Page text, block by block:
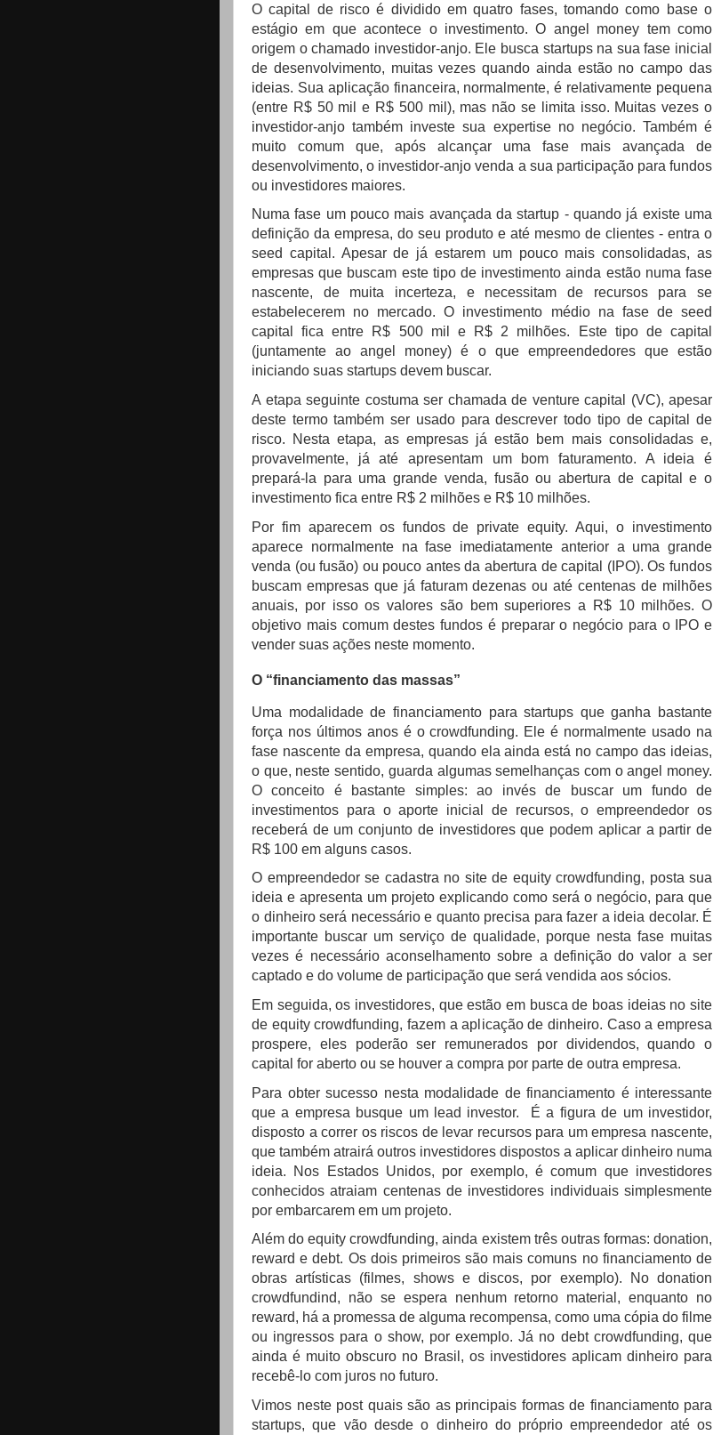
O capital de risco é dividido em quatro fases, tomando como base o
estágio em que acontece o investimento. O angel money tem como
origem o chamado investidor-anjo. Ele busca startups na sua fase inicial
de desenvolvimento, muitas vezes quando ainda estão no campo das
ideias. Sua aplicação financeira, normalmente, é relativamente pequena
(entre R$ 50 mil e R$ 500 mil), mas não se limita isso. Muitas vezes o
investidor-anjo também investe sua expertise no negócio. Também é
muito comum que, após alcançar uma fase mais avançada de
desenvolvimento, o investidor-anjo venda a sua participação para fundos
ou investidores maiores.
Numa fase um pouco mais avançada da startup - quando já existe uma
definição da empresa, do seu produto e até mesmo de clientes - entra o
seed capital. Apesar de já estarem um pouco mais consolidadas, as
empresas que buscam este tipo de investimento ainda estão numa fase
nascente, de muita incerteza, e necessitam de recursos para se
estabelecerem no mercado. O investimento médio na fase de seed
capital fica entre R$ 500 mil e R$ 2 milhões. Este tipo de capital
(juntamente ao angel money) é o que empreendedores que estão
iniciando suas startups devem buscar.
A etapa seguinte costuma ser chamada de venture capital (VC), apesar
deste termo também ser usado para descrever todo tipo de capital de
risco. Nesta etapa, as empresas já estão bem mais consolidadas e,
provavelmente, já até apresentam um bom faturamento. A ideia é
prepará-la para uma grande venda, fusão ou abertura de capital e o
investimento fica entre R$ 2 milhões e R$ 10 milhões.
Por fim aparecem os fundos de private equity. Aqui, o investimento
aparece normalmente na fase imediatamente anterior a uma grande
venda (ou fusão) ou pouco antes da abertura de capital (IPO). Os fundos
buscam empresas que já faturam dezenas ou até centenas de milhões
anuais, por isso os valores são bem superiores a R$ 10 milhões. O
objetivo mais comum destes fundos é preparar o negócio para o IPO e
vender suas ações neste momento.
O “financiamento das massas”
Uma modalidade de financiamento para startups que ganha bastante
força nos últimos anos é o crowdfunding. Ele é normalmente usado na
fase nascente da empresa, quando ela ainda está no campo das ideias,
o que, neste sentido, guarda algumas semelhanças com o angel money.
O conceito é bastante simples: ao invés de buscar um fundo de
investimentos para o aporte inicial de recursos, o empreendedor os
receberá de um conjunto de investidores que podem aplicar a partir de
R$ 100 em alguns casos.
O empreendedor se cadastra no site de equity crowdfunding, posta sua
ideia e apresenta um projeto explicando como será o negócio, para que
o dinheiro será necessário e quanto precisa para fazer a ideia decolar. É
importante buscar um serviço de qualidade, porque nesta fase muitas
vezes é necessário aconselhamento sobre a definição do valor a ser
captado e do volume de participação que será vendida aos sócios.
Em seguida, os investidores, que estão em busca de boas ideias no site
de equity crowdfunding, fazem a aplicação de dinheiro. Caso a empresa
prospere, eles poderão ser remunerados por dividendos, quando o
capital for aberto ou se houver a compra por parte de outra empresa.
Para obter sucesso nesta modalidade de financiamento é interessante
que a empresa busque um lead investor. É a figura de um investidor,
disposto a correr os riscos de levar recursos para um empresa nascente,
que também atrairá outros investidores dispostos a aplicar dinheiro numa
ideia. Nos Estados Unidos, por exemplo, é comum que investidores
conhecidos atraiam centenas de investidores individuais simplesmente
por embarcarem em um projeto.
Além do equity crowdfunding, ainda existem três outras formas: donation,
reward e debt. Os dois primeiros são mais comuns no financiamento de
obras artísticas (filmes, shows e discos, por exemplo). No donation
crowdfundind, não se espera nenhum retorno material, enquanto no
reward, há a promessa de alguma recompensa, como uma cópia do filme
ou ingressos para o show, por exemplo. Já no debt crowdfunding, que
ainda é muito obscuro no Brasil, os investidores aplicam dinheiro para
recebê-lo com juros no futuro.
Vimos neste post quais são as principais formas de financiamento para
startups, que vão desde o dinheiro do próprio empreendedor até os